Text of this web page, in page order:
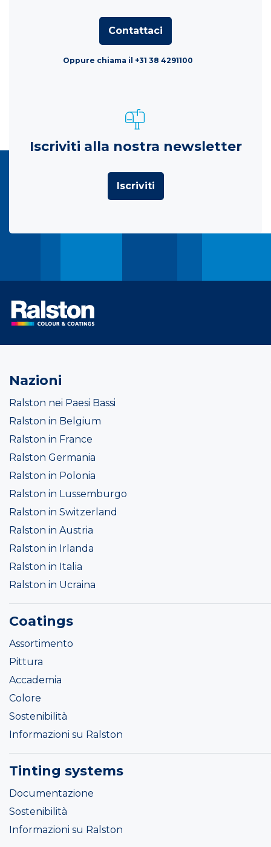
Contattaci
Oppure chiama il +31 38 4291100
Iscriviti alla nostra newsletter
Iscriviti
Nazioni
Ralston nei Paesi Bassi
Ralston in Belgium
Ralston in France
Ralston Germania
Ralston in Polonia
Ralston in Lussemburgo
Ralston in Switzerland
Ralston in Austria
Ralston in Irlanda
Ralston in Italia
Ralston in Ucraina
Coatings
Assortimento
Pittura
Accademia
Colore
Sostenibilità
Informazioni su Ralston
Tinting systems
Documentazione
Sostenibilità
Informazioni su Ralston